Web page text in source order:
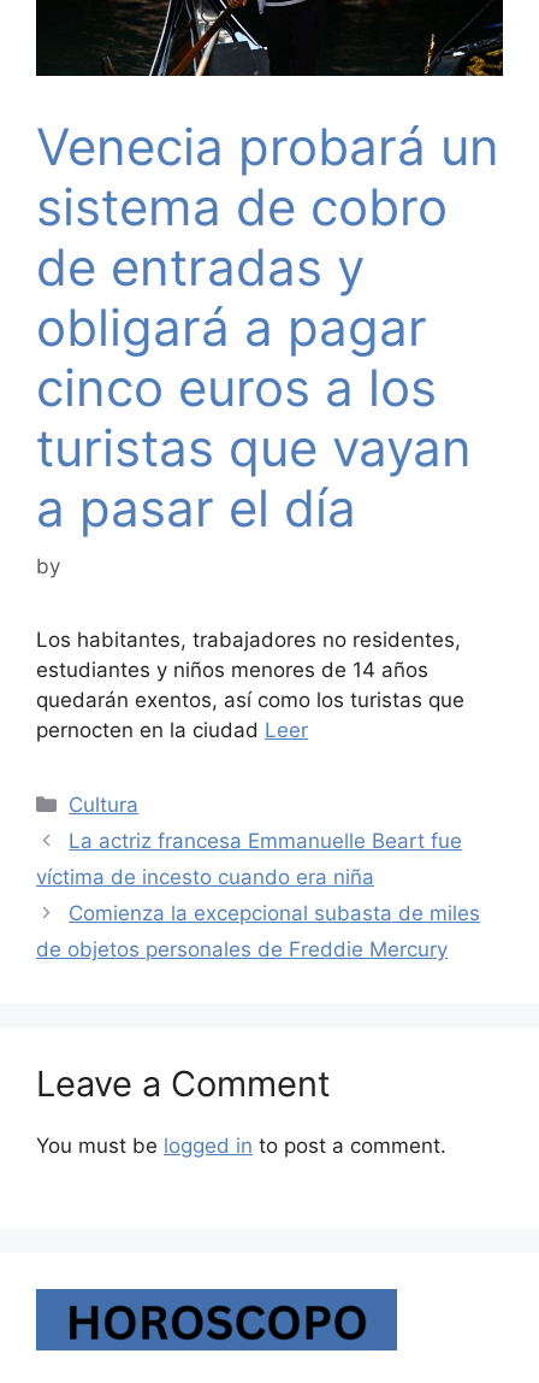
Venecia probará un
sistema de cobro
de entradas y
obligará a pagar
cinco euros a los
turistas que vayan
a pasar el día
by
Los habitantes, trabajadores no residentes,
estudiantes y niños menores de 14 años
quedarán exentos, así como los turistas que
pernocten en la ciudad Leer
Categories
Cultura
La actriz francesa Emmanuelle Beart fue
víctima de incesto cuando era niña
Comienza la excepcional subasta de miles
de objetos personales de Freddie Mercury
Leave a Comment
You must be logged in to post a comment.